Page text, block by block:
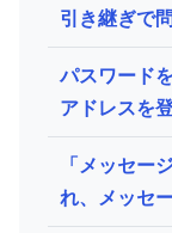
引き継ぎで
パスワード
アドレスを
「メッセー
れ、メッセ